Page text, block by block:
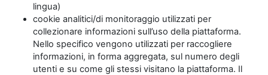
lingua)
cookie analitici/di monitoraggio utilizzati per
collezionare informazioni sull’uso della piattaforma.
Nello specifico vengono utilizzati per raccogliere
informazioni, in forma aggregata, sul numero degli
utenti e su come gli stessi visitano la piattaforma. Il